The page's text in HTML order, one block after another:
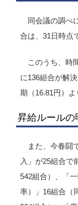
同会議の調べ
合は、31日時点
このうち、時
に136組合が解
期（16.81円）よ
昇給ルールの
また、今春闘
入」が25組合で
542組合）、「
率）」16組合（